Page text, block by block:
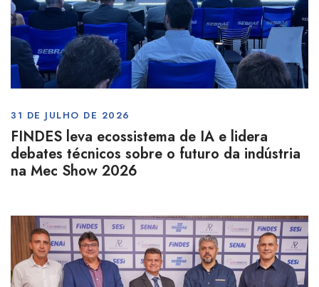
31 DE JULHO DE 2026
FINDES leva ecossistema de IA e lidera
debates técnicos sobre o futuro da indústria
na Mec Show 2026